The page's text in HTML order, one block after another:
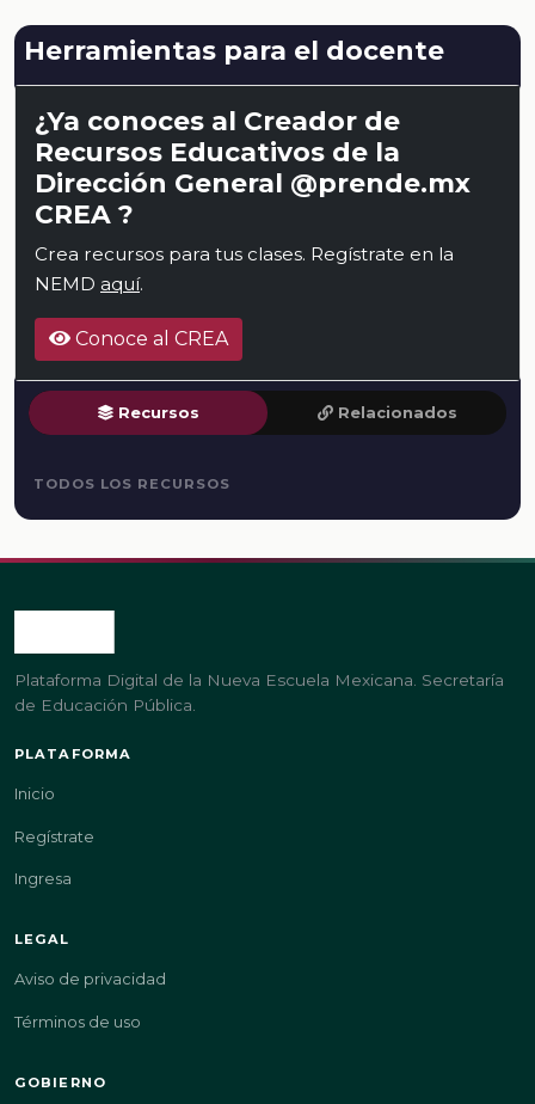
Herramientas para el docente
¿Ya conoces al Creador de
Recursos Educativos de la
Dirección General @prende.mx
CREA ?
Crea recursos para tus clases. Regístrate en la
NEMD aquí.
Conoce al CREA
Recursos Relacionados
TODOS LOS RECURSOS
Plataforma Digital de la Nueva Escuela Mexicana. Secretaría
de Educación Pública.
PLATAFORMA
Inicio
Regístrate
Ingresa
LEGAL
Aviso de privacidad
Términos de uso
GOBIERNO